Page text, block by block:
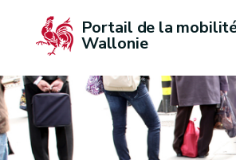
Portail de la
Wallonie